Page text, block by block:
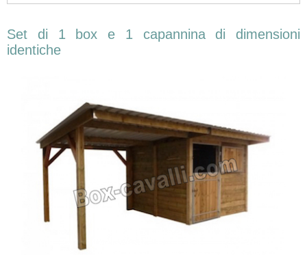
Set di 1 box e 1 capannina di dimensioni
identiche